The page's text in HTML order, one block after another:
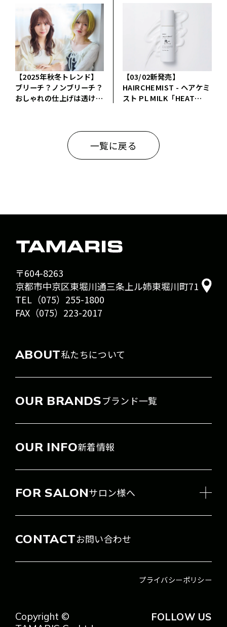
【2025年秋冬トレンド】
ブリーチ？ノンブリーチ？
おしゃれの仕上げは透ける
【03/02新発売】
HAIRCHEMIST - ヘアケミ
スト PL MILK「HEAT
一覧に戻る
〒604-8263
京都市中京区東堀川通三条上ル姉東堀川町71
TEL（075）255-1800
FAX（075）223-2017
ABOUT私たちについて
OUR BRANDSブランド一覧
OUR INFO新着情報
FOR SALONサロン様へ
CONTACTお問い合わせ
プライバシーポリシー
FOLLOW US
Copyright ©